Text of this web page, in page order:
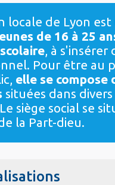
locale de Lyon
de 16 à 25
, à s'insérer
Pour être au
elle se compose
situées dans
siège social se
la Part-dieu.